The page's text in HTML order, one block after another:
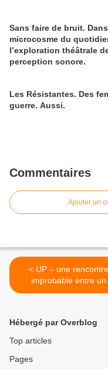
Sans faire de bruit.
microcosme du
l’exploration théâtrale
perception sonore.
Les Résistantes. Des
guerre. Aussi.
Commentaires
Ajouter un
< UP – une rencontre
improbable entre un
violoniste et un « foot
Hébergé par Overblog
Top articles
Pages